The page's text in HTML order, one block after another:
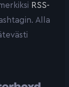
RSS-
Alla